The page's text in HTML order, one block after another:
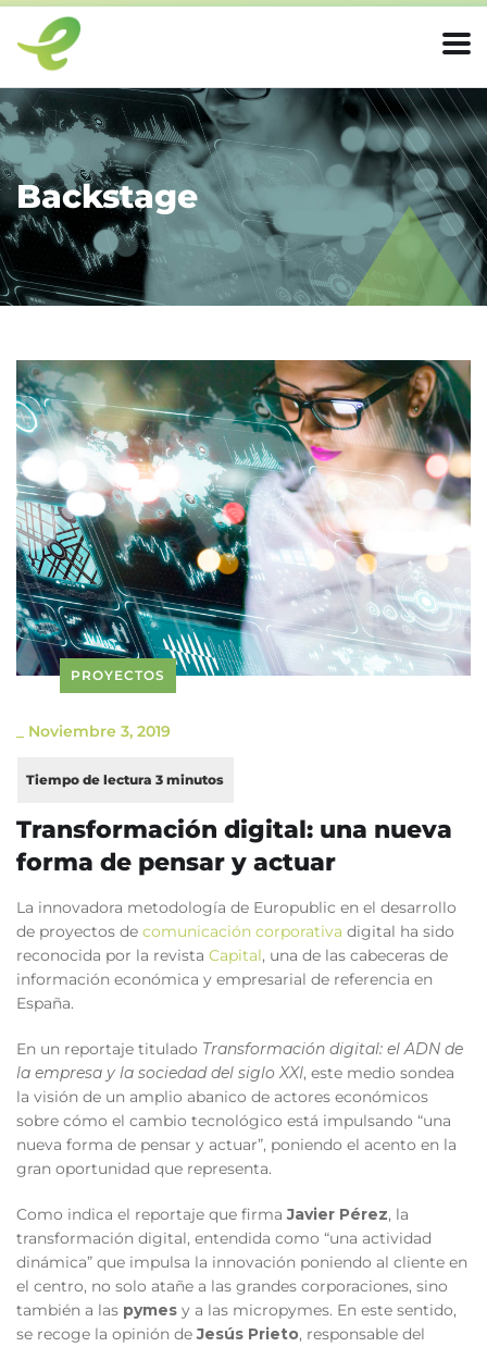
Backstage
PROYECTOS
Noviembre 3, 2019
Transformación digital: una nueva
forma de pensar y actuar
La innovadora metodología de Europublic en el desarrollo
de proyectos de comunicación corporativa digital ha sido
reconocida por la revista Capital, una de las cabeceras de
información económica y empresarial de referencia en
España.
En un reportaje titulado Transformación digital: el ADN de
la empresa y la sociedad del siglo XXI, este medio sondea
la visión de un amplio abanico de actores económicos
sobre cómo el cambio tecnológico está impulsando “una
nueva forma de pensar y actuar”, poniendo el acento en la
gran oportunidad que representa.
Como indica el reportaje que firmaJavier Pérez, la
transformación digital, entendida como “una actividad
dinámica” que impulsa la innovación poniendo al cliente en
el centro, no solo atañe a las grandes corporaciones, sino
también a las pymes y a las micropymes. En este sentido,
se recoge la opinión deJesús Prieto, responsable del